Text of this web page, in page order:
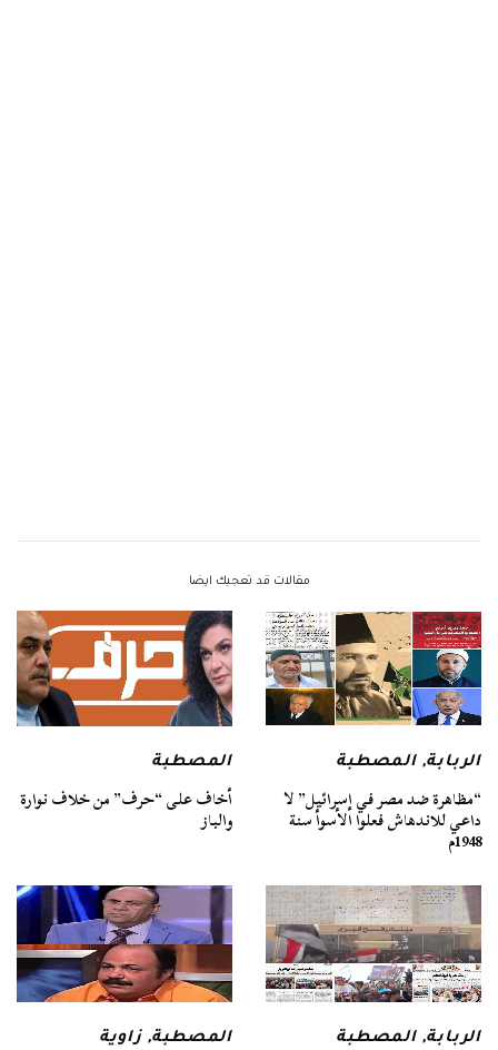
مقالات قد تعجبك ايضا
الربابة,المصطبة
“مظاهرة ضد مصر في إسرائيل” لا
داعي للاندهاش فعلوا الأسوأ سنة
1948م
المصطبة
أخاف على “حرف” من خلاف نوارة
والباز
الربابة,المصطبة المصطبة, زاوية